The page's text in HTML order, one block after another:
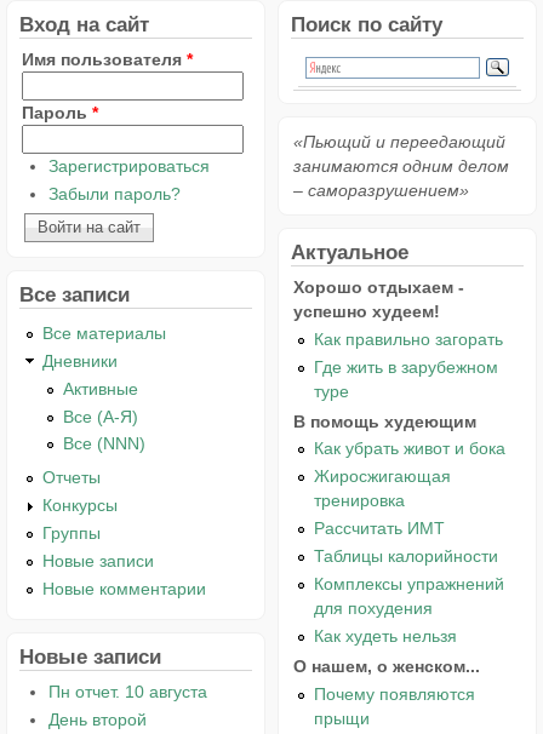
Вход на сайт
Имя пользователя *
Пароль *
Зарегистрироваться
Забыли пароль?
Все записи
Все материалы
Дневники
Активные
Все (А-Я)
Все (NNN)
Отчеты
Конкурсы
Группы
Новые записи
Новые комментарии
Новые записи
Пн отчет. 10 августа
День второй
Поиск по сайту
«Пьющий и переедающий
занимаются одним делом
– саморазрушением»
Актуальное
Хорошо отдыхаем -
успешно худеем!
Как правильно загорать
Где жить в зарубежном
туре
В помощь худеющим
Как убрать живот и бока
Жиросжигающая
тренировка
Рассчитать ИМТ
Таблицы калорийности
Комплексы упражнений
для похудения
Как худеть нельзя
О нашем, о женском...
Почему появляются
прыщи